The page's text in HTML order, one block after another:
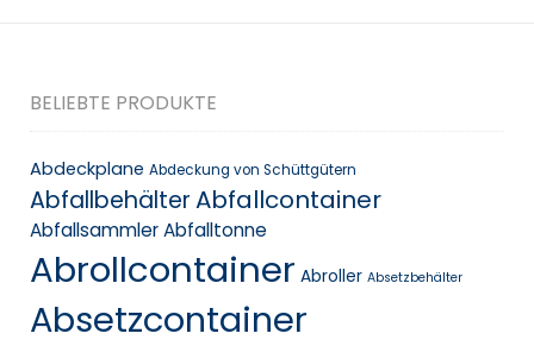
BELIEBTE PRODUKTE
Abdeckplane Abdeckung von Schüttgütern
AbfallbehälterAbfallcontainer
AbfallsammlerAbfalltonne
Abrollcontainer Abroller Absetzbehälter
Absetzcontainer